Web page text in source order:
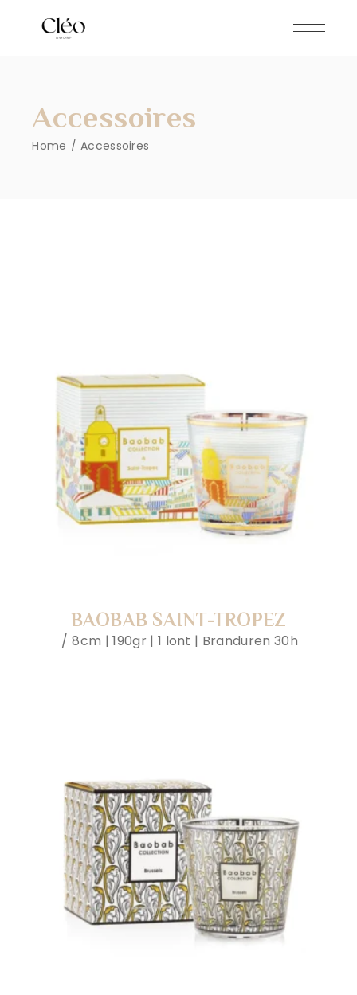
Accessoires
Home Accessoires
BAOBAB SAINT-TROPEZ
8cm | 190gr | 1 lont | Branduren 30h